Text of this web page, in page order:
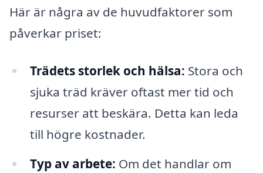
Här är några av de huvudfaktorer som
påverkar priset:
Trädets storlek och hälsa: Stora och
sjuka träd kräver oftast mer tid och
resurser att beskära. Detta kan leda
till högre kostnader.
Typ av arbete: Om det handlar om